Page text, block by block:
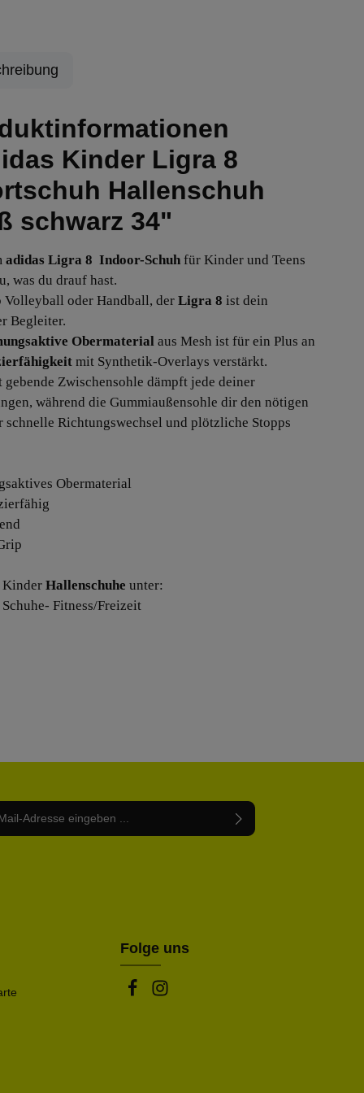
Kinder Ligra 8
Hallenschuh
schwarz 34"
adidas Ligra 8 Indoor-Schuh für Kinder und Teens
was du drauf hast.
Volleyball oder Handball, der Ligra 8 ist dein
Begleiter.
Obermaterial aus Mesh ist für ein Plus an
mit Synthetik-Overlays verstärkt.
gebende Zwischensohle dämpft jede deiner
während die Gummiaußensohle dir den nötigen
schnelle Richtungswechsel und plötzliche Stopps
Obermaterial
Kinder Hallenschuhe unter:
Fitness/Freizeit
Folge uns